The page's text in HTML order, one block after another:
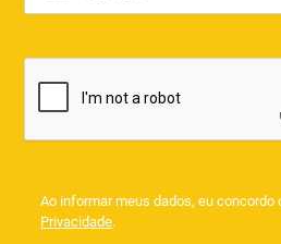
Ao informar meus dados, eu concordo
Privacidade.